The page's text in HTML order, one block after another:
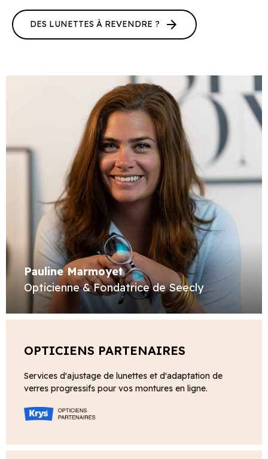
DES LUNETTES À REVENDRE ? arrow_forward
Pauline Marmoyet
Opticienne & Fondatrice de Seecly
OPTICIENS PARTENAIRES
Services d'ajustage de lunettes et d'adaptation de
verres progressifs pour vos montures en ligne.